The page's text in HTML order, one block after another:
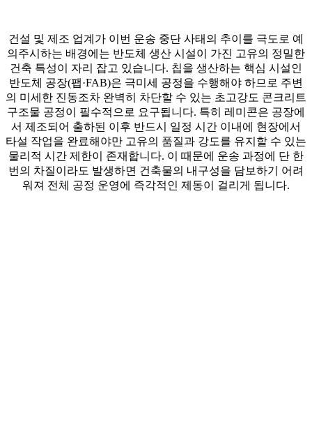
건설 및 제조 업계가 이번 운송 중단 사태의 추이를 극도로 예
의주시하는 배경에는 반도체 생산 시설이 가진 고유의 정밀한
건축 특성이 자리 잡고 있습니다. 칩을 생산하는 핵심 시설인
반도체 공장(팹·FAB)은 극미세 공정을 수행해야 하므로 주변
의 미세한 진동조차 완벽히 차단할 수 있는 초고강도 콘크리트
구조물 공정이 필수적으로 요구됩니다. 특히 레미콘은 공장에
서 제조되어 출하된 이후 반드시 일정 시간 이내에 현장에서
타설 작업을 완료해야만 고유의 품질과 강도를 유지할 수 있는
물리적 시간 제한이 존재합니다. 이 때문에 운송 과정에 단 한
번의 차질이라도 발생하면 건축물의 내구성을 담보하기 어려
워져 전체 공정 운영에 즉각적인 제동이 걸리게 됩니다.